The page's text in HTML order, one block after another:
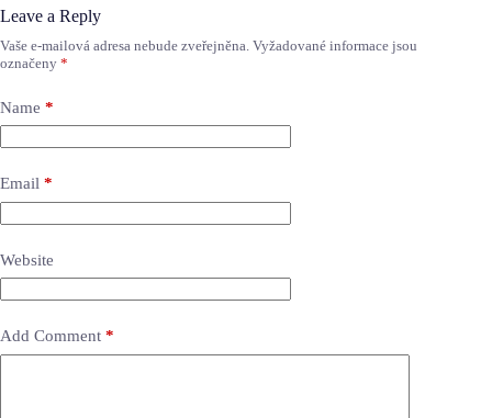
Leave a Reply
Vaše e-mailová adresa nebude zveřejněna. Vyžadované informace jsou
označeny *
Name *
Email *
Website
Add Comment *